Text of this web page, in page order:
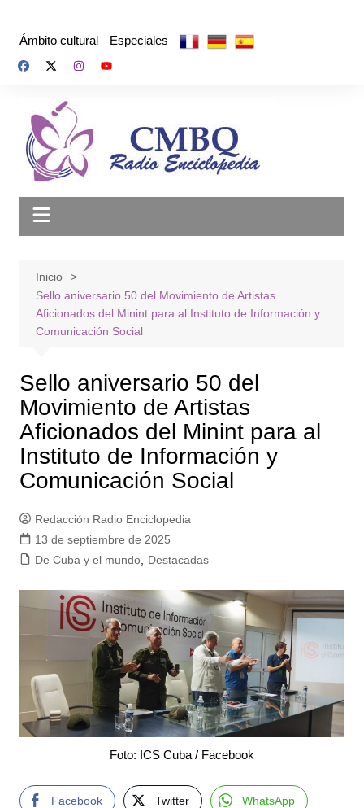
Ámbito cultural Especiales
Inicio
Sello aniversario 50 del Movimiento de Artistas
Aficionados del Minint para al Instituto de Información y
Comunicación Social
Sello aniversario 50 del
Movimiento de Artistas
Aficionados del Minint para al
Instituto de Información y
Comunicación Social
Redacción Radio Enciclopedia
13 de septiembre de 2025
De Cuba y el mundo, Destacadas
Foto: ICS Cuba / Facebook
Facebook Twitter WhatsApp